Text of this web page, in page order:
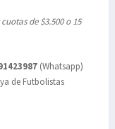
cuotas de $3.500 o 15
(Whatsapp)
de Futbolistas